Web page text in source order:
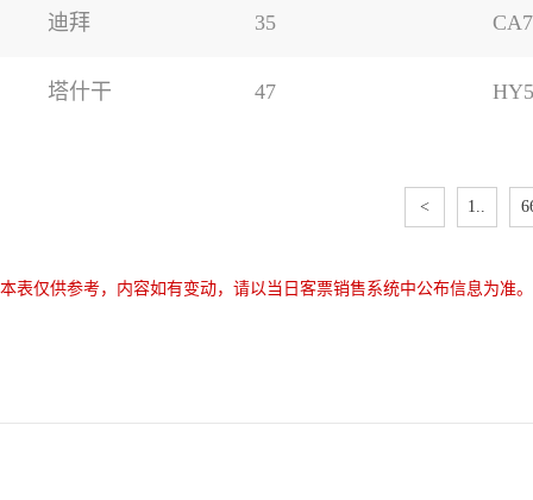
迪拜 35
塔什干 47
< 1..
本表仅供参考，内容如有变动，请以当日客票销售系统中公布信息为准